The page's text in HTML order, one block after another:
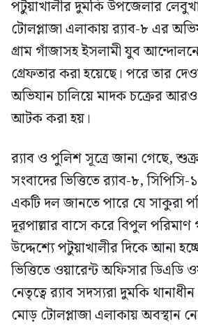
পটুয়াখালীর দুমকি উপজেলার
টোলপ্লাজা এলাকায় র‍্যাব-৮ এর
গ্রাম গাঁজাসহ ইসলামী যুব
গ্রেফতার করা হয়েছে। পরে তার
অভিযান চালিয়ে মাদক চক্রের
আটক করা হয়।
র‍্যাব ও পুলিশ সূত্রে জানা গেছে,
সংবাদের ভিত্তিতে র‍্যাব-৮,
একটি দল জানতে পারে যে সাকুরা
দূরপাল্লার বাসে করে বিপুল পরিমাণ
উদ্দেশ্যে পটুয়াখালীর দিকে আনা
ভিত্তিতে ওয়ারেন্ট অফিসার ডিএডি
নেতৃত্বে র‍্যাব সদস্যরা দুমকি
মোড় টোলপ্লাজা এলাকায় অবস্থান